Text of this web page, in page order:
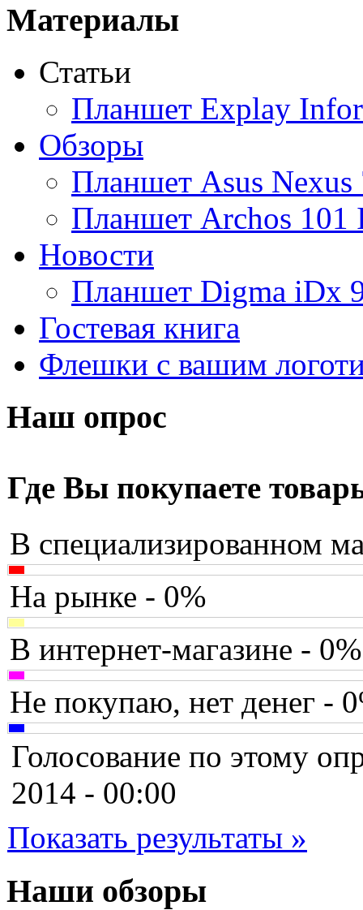
Acme
Ainol
Altinet
Amazon
Amber
Ampe
Apache
Apple
Apriori
Archos
Armaggeddon
Assistant
Asus(2)
Barnes&noble
Brain
Brava
Canyon
Cbr
Chicony
Codegen
Cooler master
Cube
Cyborg
Datex
Материалы
Статьи
Планшет Explay
Обзоры
Планшет Asus Nexus
Планшет Archos 101
Новости
Планшет Digma iDx
Гостевая книга
Флешки с вашим
Наш опрос
Где Вы покупаете
В специализированном
На рынке - 0%
В интернет-магазине - 0%
Не покупаю, нет денег -
Голосование по этому
2014 - 00:00
Показать результаты »
Наши обзоры